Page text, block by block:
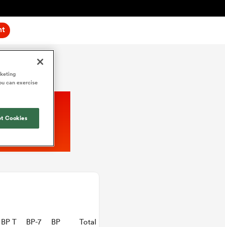
BP T BP-7 BP Total
can exercise
Cookies